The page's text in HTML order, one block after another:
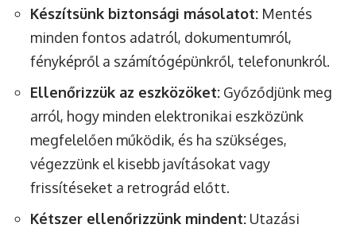
Készítsünk biztonsági másolatot: Mentés
minden fontos adatról, dokumentumról,
fényképről a számítógépünkről, telefonunkról.
Ellenőrizzük az eszközöket: Győződjünk meg
arról, hogy minden elektronikai eszközünk
megfelelően működik, és ha szükséges,
végezzünk el kisebb javításokat vagy
frissítéseket a retrográd előtt.
Kétszer ellenőrizzünk mindent: Utazási